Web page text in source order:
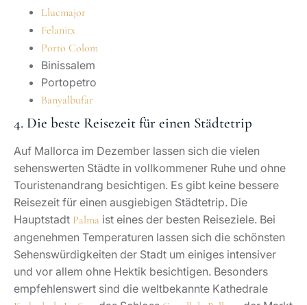
Llucmajor
Felanitx
Porto Colom
Binissalem
Portopetro
Banyalbufar
4. Die beste Reisezeit für einen Städtetrip
Auf Mallorca im Dezember lassen sich die vielen
sehenswerten Städte in vollkommener Ruhe und ohne
Touristenandrang besichtigen. Es gibt keine bessere
Reisezeit für einen ausgiebigen Städtetrip. Die
Hauptstadt Palma ist eines der besten Reiseziele. Bei
angenehmen Temperaturen lassen sich die schönsten
Sehenswürdigkeiten der Stadt um einiges intensiver
und vor allem ohne Hektik besichtigen. Besonders
empfehlenswert sind die weltbekannte Kathedrale